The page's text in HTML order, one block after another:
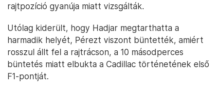
rajtpozíció gyanúja miatt vizsgálták.
Utólag kiderült, hogy Hadjar megtarthatta a
harmadik helyét, Pérezt viszont büntették, amiért
rosszul állt fel a rajtrácson, a 10 másodperces
büntetés miatt elbukta a Cadillac történetének első
F1-pontját.